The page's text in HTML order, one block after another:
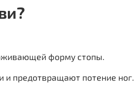
форму стопы.
предотвращают потение ног.